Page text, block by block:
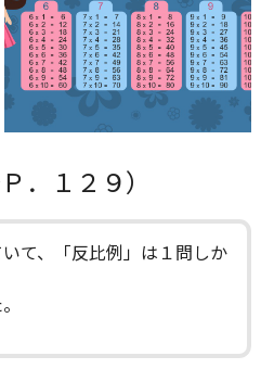
１２９）
て、「反比例」は１問しか